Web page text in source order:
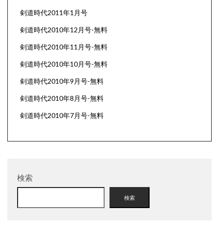
剣道時代2011年1月号
剣道時代2010年12月号-無料
剣道時代2010年11月号-無料
剣道時代2010年10月号-無料
剣道時代2010年9月号-無料
剣道時代2010年8月号-無料
剣道時代2010年7月号-無料
検索
検索